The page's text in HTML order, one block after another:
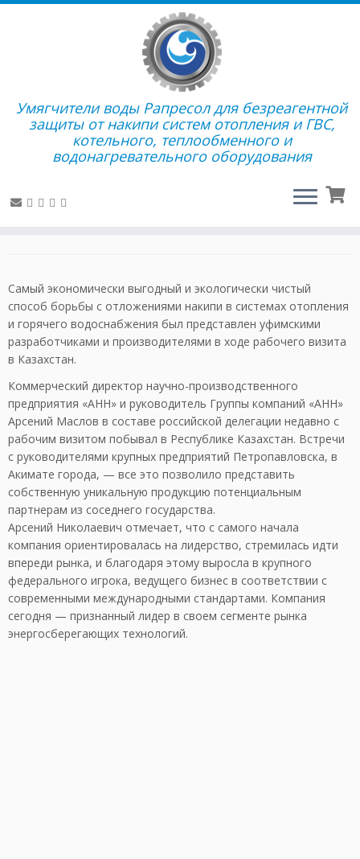
содержимому
Умягчители воды Рапресол для безреагентной
защиты от накипи систем отопления и ГВС,
котельного, теплообменного и
водонагревательного оборудования
Главная » Полезная информация » Наши новости » Сделай
воду мягче, а жизнь комфортнее и ярче
Сделай воду мягче, а
жизнь комфортнее и ярче
Самый экономически выгодный и экологически чистый
способ борьбы с отложениями накипи в системах отопления
и горячего водоснабжения был представлен уфимскими
разработчиками и производителями в ходе рабочего визита
в Казахстан.
Коммерческий директор научно-производственного
предприятия «АНН» и руководитель Группы компаний «АНН»
Арсений Маслов в составе российской делегации недавно с
рабочим визитом побывал в Республике Казахстан. Встречи
с руководителями крупных предприятий Петропавловска, в
Акимате города, — все это позволило представить
собственную уникальную продукцию потенциальным
партнерам из соседнего государства.
Арсений Николаевич отмечает, что с самого начала
компания ориентировалась на лидерство, стремилась идти
впереди рынка, и благодаря этому выросла в крупного
федерального игрока, ведущего бизнес в соответствии с
современными международными стандартами. Компания
сегодня — признанный лидер в своем сегменте рынка
энергосберегающих технологий.